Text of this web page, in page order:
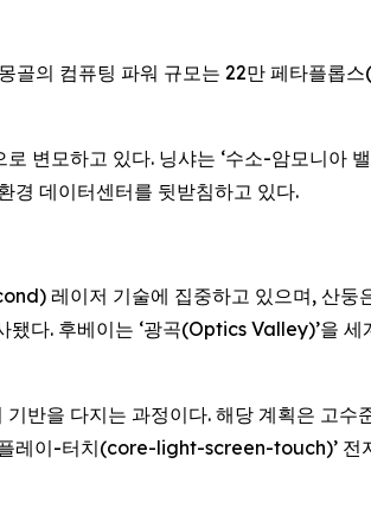
골의 컴퓨팅 파워 규모는 22만 페타플롭
변모하고 있다. 닝샤는 ‘수소-암모니아
경 데이터센터를 뒷받침하고 있다.
레이저 기술에 집중하고 있으며, 산둥
다. 후베이는 ‘광곡(Optics Valley)’을 세
반을 다지는 과정이다. 해당 계획은 고수
레이-터치(core-light-screen-touch)’ 전